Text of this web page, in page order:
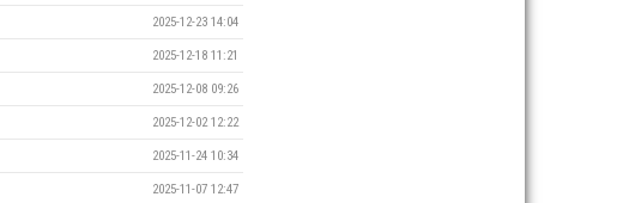
2025-12-23 14:04
2025-12-18 11:21
2025-12-08 09:26
2025-12-02 12:22
2025-11-24 10:34
2025-11-07 12:47